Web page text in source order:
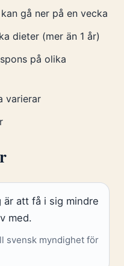
gå ner på en vecka
dieter (mer än 1 år)
på olika
varierar
är att få i sig mindre
med.
svensk myndighet för